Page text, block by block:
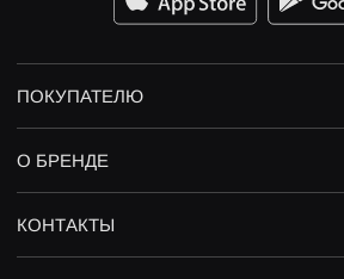
ПОКУПАТЕЛЮ
О БРЕНДЕ
КОНТАКТЫ